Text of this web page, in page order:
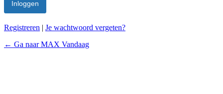
Registreren | Je wachtwoord vergeten?
← Ga naar MAX Vandaag